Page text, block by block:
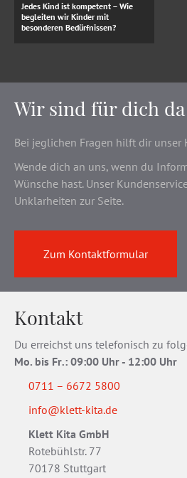
Jedes Kind ist kompetent – Wie
begleiten wir Kinder mit
besonderen Bedürfnissen?
Wir sind für dich da
Bei jeglichen Fragen hilft dir unser
Wende dich an uns, wenn du
Wünsche hast. Unser
Unklarheiten zur Seite.
Zum Kontaktformular
Kontakt
Du erreichst uns telefonisch zu
Mo. bis Fr.: 09:00 Uhr - 12:00 Uhr
0711 – 6672 5800
info@klett-kita.de
Klett Kita GmbH
Rotebühlstr. 77
70178 Stuttgart